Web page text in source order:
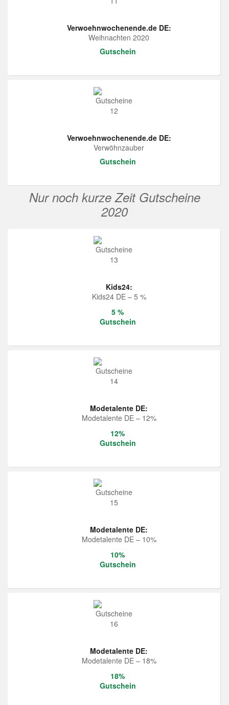
Verwoehnwochenende.de DE:
Weihnachten 2020
Gutschein
Verwoehnwochenende.de DE:
Verwöhnzauber
Gutschein
Nur noch kurze Zeit Gutscheine
2020
Kids24:
Kids24 DE – 5 %
5 %
Gutschein
Modetalente DE:
Modetalente DE – 12%
12%
Gutschein
Modetalente DE:
Modetalente DE – 10%
10%
Gutschein
Modetalente DE:
Modetalente DE – 18%
18%
Gutschein